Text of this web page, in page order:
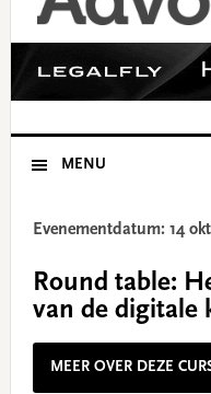
MENU
Evenementdatum: 14
Round table:
van de digitale
MEER OVER DEZE